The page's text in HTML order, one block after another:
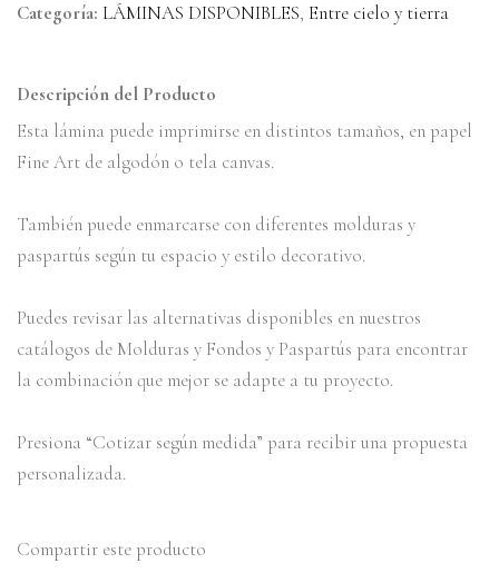
Categoría: LÁMINAS DISPONIBLES, Entre cielo y tierra
Descripción del Producto
Esta lámina puede imprimirse en distintos tamaños, en papel
Fine Art de algodón o tela canvas.
También puede enmarcarse con diferentes molduras y
paspartús según tu espacio y estilo decorativo.
Puedes revisar las alternativas disponibles en nuestros
catálogos de Molduras y Fondos y Paspartús para encontrar
la combinación que mejor se adapte a tu proyecto.
Presiona “Cotizar según medida” para recibir una propuesta
personalizada.
Compartir este producto